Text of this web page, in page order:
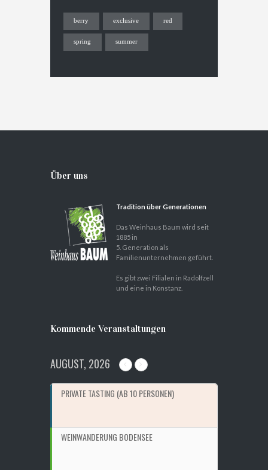
berry exclusive red
spring summer
Über uns
Tradition über Generationen
Das Weinhaus Baum wird seit
1885 in
5. Generation als
Familienunternehmen geführt.
Es gibt zwei Filialen in Radolfzell
und eine in Konstanz.
Kommende Veranstaltungen
AUGUST, 2026
PRIVATE TASTING (AB 10 PERSONEN)
WEINWANDERUNG BODENSEE